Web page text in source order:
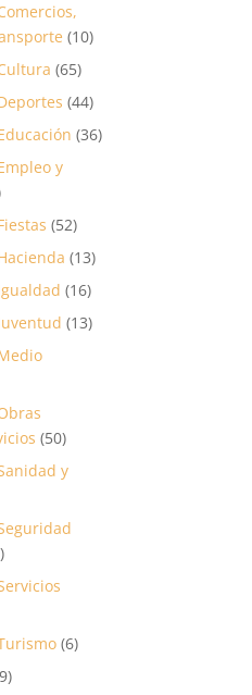
(10)
(65)
(44)
(36)
y
(52)
(13)
(16)
(13)
(50)
y
(6)